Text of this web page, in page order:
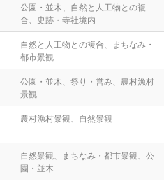
公園・並木、自然と人工物との複
合、史跡・寺社境内
自然と人工物との複合、まちなみ・
都市景観
公園・並木、祭り・営み、農村漁村
景観
農村漁村景観、自然景観
自然景観、まちなみ・都市景観、公
園・並木